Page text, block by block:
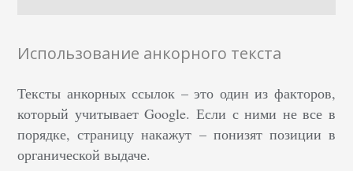
Использование анкорного текста
Тексты анкорных ссылок – это один из факторов,
который учитывает Google. Если с ними не все в
порядке, страницу накажут – понизят позиции в
органической выдаче.